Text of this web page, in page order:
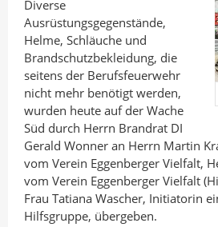
n
A
u
t
o
r
I
n
t
e
i
l
e
n
o
k
t
e
i
l
e
n
Diverse
Ausrüstungsgegenstände,
Helme, Schläuche und
Brandschutzbekleidung, die
seitens der Berufsfeuerwehr
nicht mehr benötigt werden,
wurden heute auf der Wache
Süd durch Herrn Brandrat DI
Gerald Wonner an Herrn Martin
vom Verein Eggenberger Vielfalt,
vom Verein Eggenberger Vielfalt
Frau Tatiana Wascher, Initiatorin
Hilfsgruppe, übergeben.